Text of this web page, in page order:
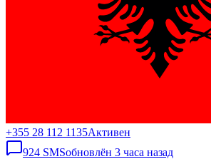
+355 28 112 1135Активен
924 SMSобновлён 3 часа назад